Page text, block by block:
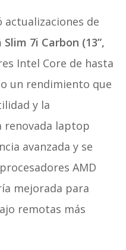
de
Slim 7i Carbon (13”,
Intel Core de hasta
un rendimiento que
y la
renovada laptop
avanzada y se
AMD
mejorada para
remotas más